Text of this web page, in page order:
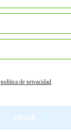
política de privacidad.